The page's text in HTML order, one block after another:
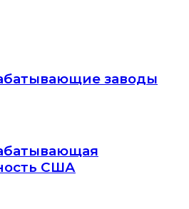
заводы
США